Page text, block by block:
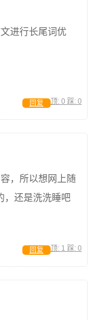
进行长尾词优
顶: 0 踩: 0
回复
，所以想网上随
，还是洗洗睡吧
顶: 1 踩: 0
回复